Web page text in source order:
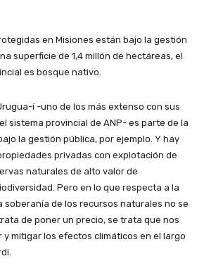
en Misiones están bajo la gestión
superficie de 1,4 millón de hectáreas, el
es bosque nativo.
í -uno de los más extenso con sus
sistema provincial de ANP- es parte de la
la gestión pública, por ejemplo. Y hay
privadas con explotación de
naturales de alto valor de
Pero en lo que respecta a la
soberanía de los recursos naturales no se
de poner un precio, se trata que nos
mitigar los efectos climáticos en el largo